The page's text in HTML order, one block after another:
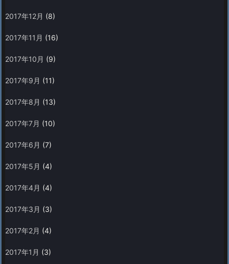
2017年12月 (8)
2017年11月 (16)
2017年10月 (9)
2017年9月 (11)
2017年8月 (13)
2017年7月 (10)
2017年6月 (7)
2017年5月 (4)
2017年4月 (4)
2017年3月 (3)
2017年2月 (4)
2017年1月 (3)